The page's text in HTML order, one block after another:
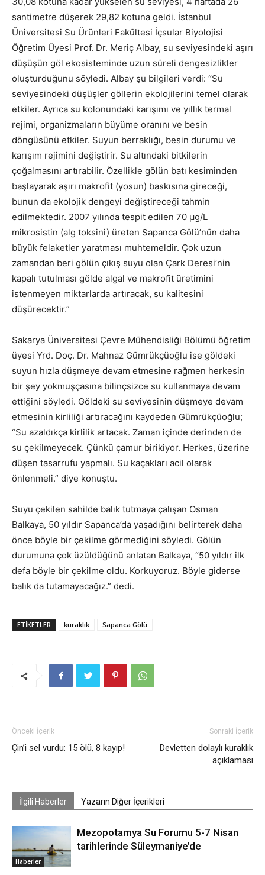
santimetre düşerek 29,82 kotuna geldi. İstanbul
Üniversitesi Su Ürünleri Fakültesi İçsular Biyolojisi
Öğretim Üyesi Prof. Dr. Meriç Albay, su seviyesindeki aşırı
düşüşün göl ekosisteminde uzun süreli dengesizlikler
oluşturduğunu söyledi. Albay şu bilgileri verdi: “Su
seviyesindeki düşüşler göllerin ekolojilerini temel olarak
etkiler. Ayrıca su kolonundaki karışımı ve yıllık termal
rejimi, organizmaların büyüme oranını ve besin
döngüsünü etkiler. Suyun berraklığı, besin durumu ve
karışım rejimini değiştirir. Su altındaki bitkilerin
çoğalmasını artırabilir. Özellikle gölün batı kesiminden
başlayarak aşırı makrofit (yosun) baskısına gireceği,
bunun da ekolojik dengeyi değiştireceği tahmin
edilmektedir. 2007 yılında tespit edilen 70 µg/L
mikrosistin (alg toksini) üreten Sapanca Gölü’nün daha
büyük felaketler yaratması muhtemeldir. Çok uzun
zamandan beri gölün çıkış suyu olan Çark Deresi’nin
kapalı tutulması gölde algal ve makrofit üretimini
istenmeyen miktarlarda artıracak, su kalitesini
düşürecektir.”
Sakarya Üniversitesi Çevre Mühendisliği Bölümü öğretim
üyesi Yrd. Doç. Dr. Mahnaz Gümrükçüoğlu ise göldeki
suyun hızla düşmeye devam etmesine rağmen herkesin
bir şey yokmuşçasına bilinçsizce su kullanmaya devam
ettiğini söyledi. Göldeki su seviyesinin düşmeye devam
etmesinin kirliliği artıracağını kaydeden Gümrükçüoğlu;
“Su azaldıkça kirlilik artacak. Zaman içinde derinden de
su çekilmeyecek. Çünkü çamur birikiyor. Herkes, üzerine
düşen tasarrufu yapmalı. Su kaçakları acil olarak
önlenmeli.” diye konuştu.
Suyu çekilen sahilde balık tutmaya çalışan Osman
Balkaya, 50 yıldır Sapanca’da yaşadığını belirterek daha
önce böyle bir çekilme görmediğini söyledi. Gölün
durumuna çok üzüldüğünü anlatan Balkaya, “50 yıldır ilk
defa böyle bir çekilme oldu. Korkuyoruz. Böyle giderse
balık da tutamayacağız.” dedi.
ETIKETLER kuraklık Sapanca Gölü
Önceki İçerik
Çin’i sel vurdu: 15 ölü, 8 kayıp!
Sonraki İçerik
Devletten dolaylı kuraklık
açıklaması
İlgili Haberler Yazarın Diğer İçerikleri
Haberler
Mezopotamya Su Forumu 5-7 Nisan
tarihlerinde Süleymaniye’de